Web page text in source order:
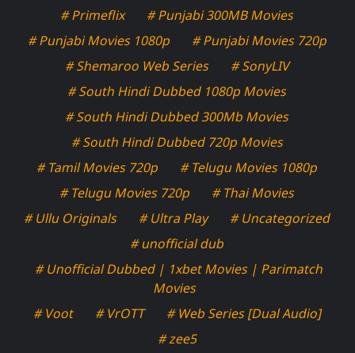
# Primeflix
# Punjabi 300MB Movies
# Punjabi Movies 1080p
# Punjabi Movies 720p
# Shemaroo Web Series
# SonyLIV
# South Hindi Dubbed 1080p Movies
# South Hindi Dubbed 300Mb Movies
# South Hindi Dubbed 720p Movies
# Tamil Movies 720p
# Telugu Movies 1080p
# Telugu Movies 720p
# Thai Movies
# Ullu Originals
# Ultra Play
# Uncategorized
# unofficial dub
# Unofficial Dubbed | 1xbet Movies | Parimatch
Movies
# Voot
# VrOTT
# Web Series [Dual Audio]
# zee5